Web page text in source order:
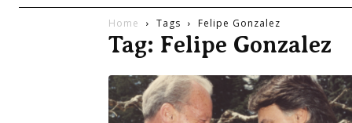
Home Tags Felipe Gonzalez
Tag: Felipe Gonzalez